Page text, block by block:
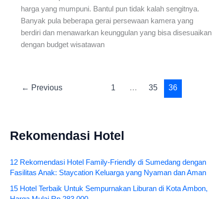
harga yang mumpuni. Bantul pun tidak kalah sengitnya.
Banyak pula beberapa gerai persewaan kamera yang
berdiri dan menawarkan keunggulan yang bisa disesuaikan
dengan budget wisatawan
← Previous 1 … 35 36
Rekomendasi Hotel
12 Rekomendasi Hotel Family-Friendly di Sumedang dengan
Fasilitas Anak: Staycation Keluarga yang Nyaman dan Aman
15 Hotel Terbaik Untuk Sempurnakan Liburan di Kota Ambon,